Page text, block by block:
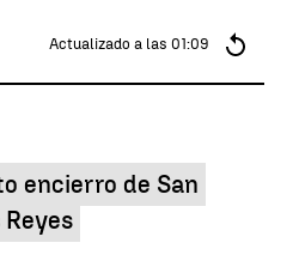
Actualizado a las 01:09
encierro de San